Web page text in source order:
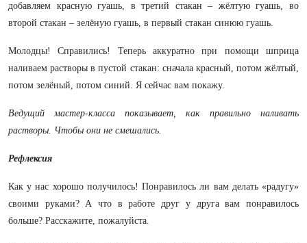
добавляем красную гуашь, в третий стакан – жёлтую гуашь, во
второй стакан – зелёную гуашь, в первый стакан синюю гуашь.
Молодцы! Справились! Теперь аккуратно при помощи шприца
наливаем растворы в пустой стакан: сначала красный, потом жёлтый,
потом зелёный, потом синий. Я сейчас вам покажу.
Ведущий мастер-класса показывает, как правильно наливать
растворы. Чтобы они не смешались.
Рефлексия
Как у нас хорошо получилось! Понравилось ли вам делать «радугу»
своими руками? А что в работе друг у друга вам понравилось
больше? Расскажите, пожалуйста.